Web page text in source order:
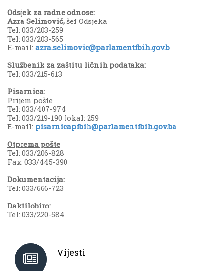
Odsjek za radne odnose:
Azra Selimović, šef Odsjeka
Tel: 033/203-259
Tel: 033/203-565
E-mail: azra.selimovic@parlamentfbih.gov.b
Službenik za zaštitu ličnih podataka:
Tel: 033/215-613
Pisarnica:
Prijem pošte
Tel: 033/407-974
Tel: 033/219-190 lokal: 259
E-mail: pisarnicapfbih@parlamentfbih.gov.ba
Otprema pošte
Tel: 033/206-828
Fax: 033/445-390
Dokumentacija:
Tel: 033/666-723
Daktilobiro:
Tel: 033/220-584
Vijesti